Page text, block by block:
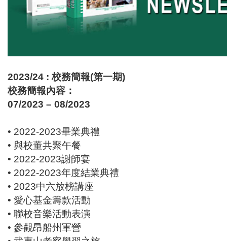
2023/24 : 校務簡報(第一期)
校務簡報內容：
07/2023 – 08/2023
• 2022-2023畢業典禮
• 與校董共聚午餐
• 2022-2023謝師宴
• 2022-2023年度結業典禮
• 2023中六放榜講座
• 愛心基金籌款活動
• 聯校音樂活動表演
• 參觀昂船州軍營